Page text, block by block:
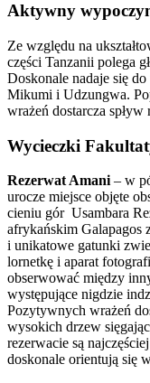
Aktywny
Ze względu na
części Tanzanii polega
Doskonale nadaje się
Mikumi i Udzungwa.
wrażeń dostarcza
Wycieczki
Rezerwat Amani– w
urocze miejsce objęte
cieniu gór Usambara
afrykańskim Galapagos
i unikatowe gatunki
lornetkę i aparat
obserwować między
występujące nigdzie
Pozytywnych wrażeń
wysokich drzew
rezerwacie są
doskonale orientują się